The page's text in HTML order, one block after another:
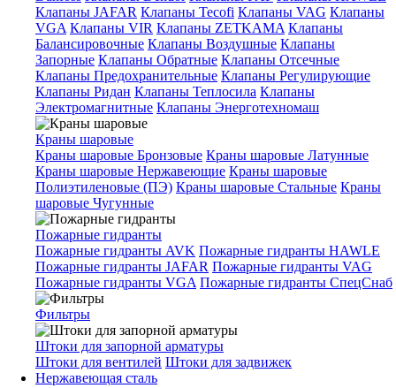
Клапаны JAFAR Клапаны Tecofi Клапаны VAG Клапаны
VGA Клапаны VIR Клапаны ZETKAMA Клапаны
Балансировочные Клапаны Воздушные Клапаны
Запорные Клапаны Обратные Клапаны Отсечные
Клапаны Предохранительные Клапаны Регулирующие
Клапаны Ридан Клапаны Теплосила Клапаны
Электромагнитные Клапаны Энерготехномаш
Краны шаровые
Краны шаровые Бронзовые Краны шаровые Латунные
Краны шаровые Нержавеющие Краны шаровые
Полиэтиленовые (ПЭ) Краны шаровые Стальные Краны
шаровые Чугунные
Пожарные гидранты
Пожарные гидранты AVK Пожарные гидранты HAWLE
Пожарные гидранты JAFAR Пожарные гидранты VAG
Пожарные гидранты VGA Пожарные гидранты СпецСнаб
Фильтры
Штоки для запорной арматуры
Штоки для вентилей Штоки для задвижек
Нержавеющая сталь